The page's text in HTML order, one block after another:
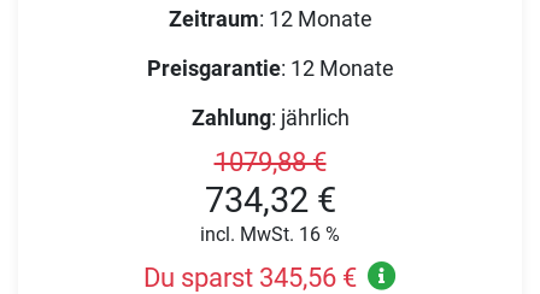
Zeitraum: 12 Monate
Preisgarantie: 12 Monate
Zahlung: jährlich
1079,88 €
734,32 €
incl. MwSt. 16 %
Du sparst 345,56 €